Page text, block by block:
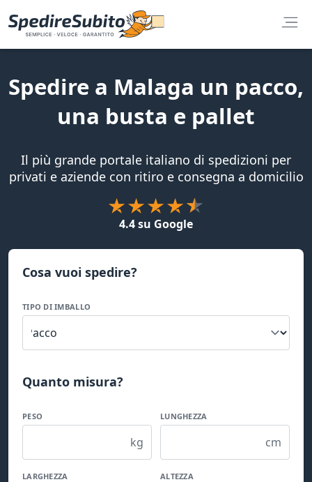
Spedire a Malaga un pacco,
una busta e pallet
Il più grande portale italiano di spedizioni per
privati e aziende con ritiro e consegna a domicilio
4.4 su Google
Cosa vuoi spedire?
TIPO DI IMBALLO
Quanto misura?
PESO
kg
LUNGHEZZA
cm
LARGHEZZA ALTEZZA